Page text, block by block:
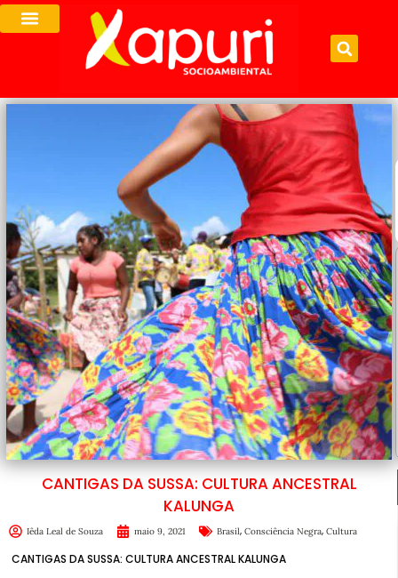
CANTIGAS DA SUSSA: CULTURA ANCESTRAL
KALUNGA
Iêda Leal de Souza maio 9, 2021 Brasil, Consciência Negra, Cultura
CANTIGAS DA SUSSA: CULTURA ANCESTRAL KALUNGA